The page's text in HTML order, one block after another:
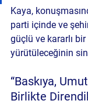
Kaya,
parti içinde ve
güçlü ve kararlı
yürütüleceğinin
“Baskıya,
Birlikte